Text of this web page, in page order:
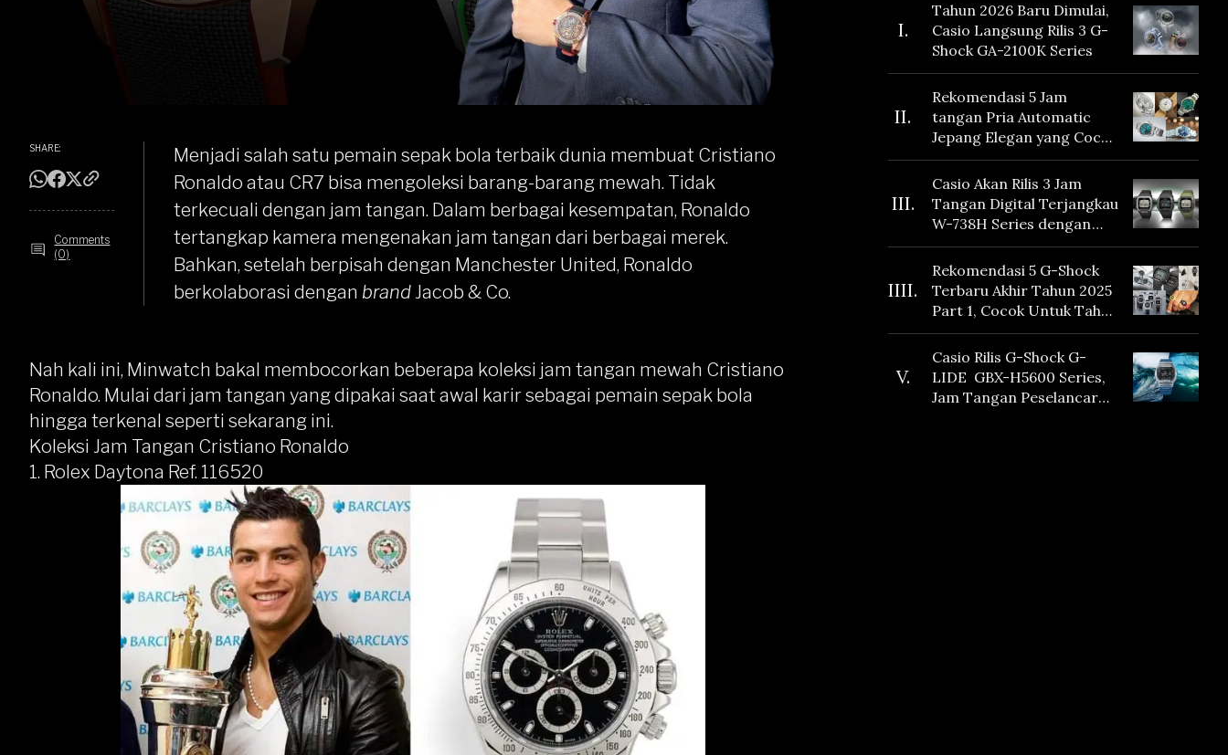
SHARE:
Comments
(0)
Menjadi salah satu pemain sepak bola terbaik dunia membuat Cristiano
Ronaldo atau CR7 bisa mengoleksi barang-barang mewah. Tidak
terkecuali dengan jam tangan. Dalam berbagai kesempatan, Ronaldo
tertangkap kamera mengenakan jam tangan dari berbagai merek.
Bahkan, setelah berpisah dengan Manchester United, Ronaldo
berkolaborasi dengan brand Jacob & Co.
Nah kali ini, Minwatch bakal membocorkan beberapa koleksi jam tangan mewah Cristiano
Ronaldo. Mulai dari jam tangan yang dipakai saat awal karir sebagai pemain sepak bola
hingga terkenal seperti sekarang ini.
Koleksi Jam Tangan Cristiano Ronaldo
1. Rolex Daytona Ref. 116520
I.
Tahun 2026 Baru Dimulai,
Casio Langsung Rilis 3 G-
Shock GA-2100K Series
II.
Rekomendasi 5 Jam
tangan Pria Automatic
Jepang Elegan yang Cocok
Dikoleksi di 2026
III.
Casio Akan Rilis 3 Jam
Tangan Digital Terjangkau
W-738H Series dengan
Masa Baterai 10 Tahun
dan Fitur Vibration
IIII.
Rekomendasi 5 G-Shock
Terbaru Akhir Tahun 2025
Part 1, Cocok Untuk Tahun
Baru!
V.
Casio Rilis G-Shock G-
LIDE GBX-H5600 Series,
Jam Tangan Peselancar